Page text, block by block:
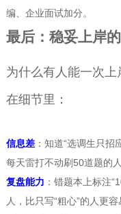
编、企业面试加分。
最后：稳妥上岸
为什么有人能一次
在细节里：
信息差：知道“选调生只招
每天雷打不动刷50道题的
复盘能力 ：错题本上标注
人，比只写“粗心”的人更容